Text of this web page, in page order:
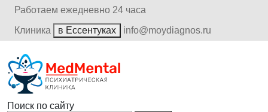
Работаем ежедневно 24 часа
Клиника
в Ессентуках info@moydiagnos.ru
Поиск по сайту